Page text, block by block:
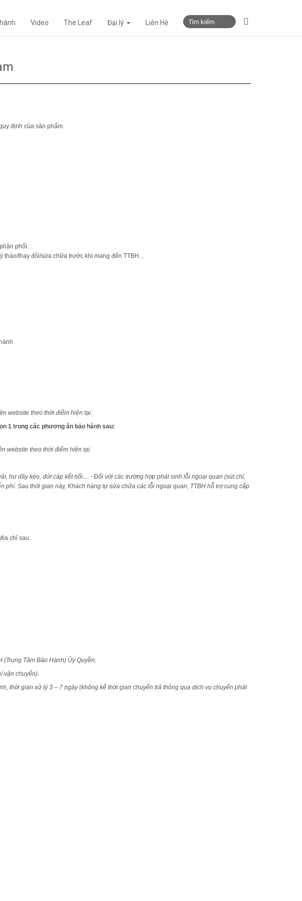
Video The Leaf Đại lý Liên Hệ
định của sản phẩm.
phối…
tháo/thay đổi/sửa chữa trước khi mang đến TTBH…
website theo thời điểm hiện tại.
1 trong các phương án bảo hành sau:
website theo thời điểm hiện tại.
hư dây kéo, đứt cáp kết nối.... - Đối với các trường hợp phát sinh lỗi ngoại quan (sút chỉ,
Sau thời gian này, Khách hàng tự sửa chữa các lỗi ngoại quan, TTBH hỗ trợ cung cấp
chỉ sau:
Tâm Bảo Hành) Ủy Quyền:
vận chuyển).
thời gian xử lý 3 – 7 ngày (không kể thời gian chuyển trả thông qua dịch vụ chuyển phát